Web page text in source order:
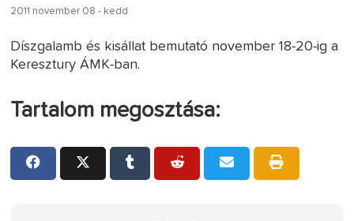
2011 november 08 - kedd
Díszgalamb és kisállat bemutató november 18-20-ig a
Keresztury ÁMK-ban.
Tartalom megosztása: